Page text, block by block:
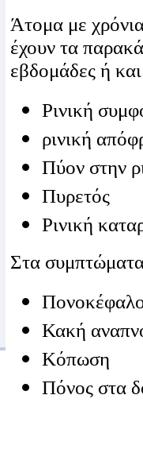
Άτομα με
έχουν τα
εβδομάδες ή
Ρινική
ρινική
Πύον στην
Πυρετός
Ρινική
Στα
Κακή
Κόπωση
Πόνος στα